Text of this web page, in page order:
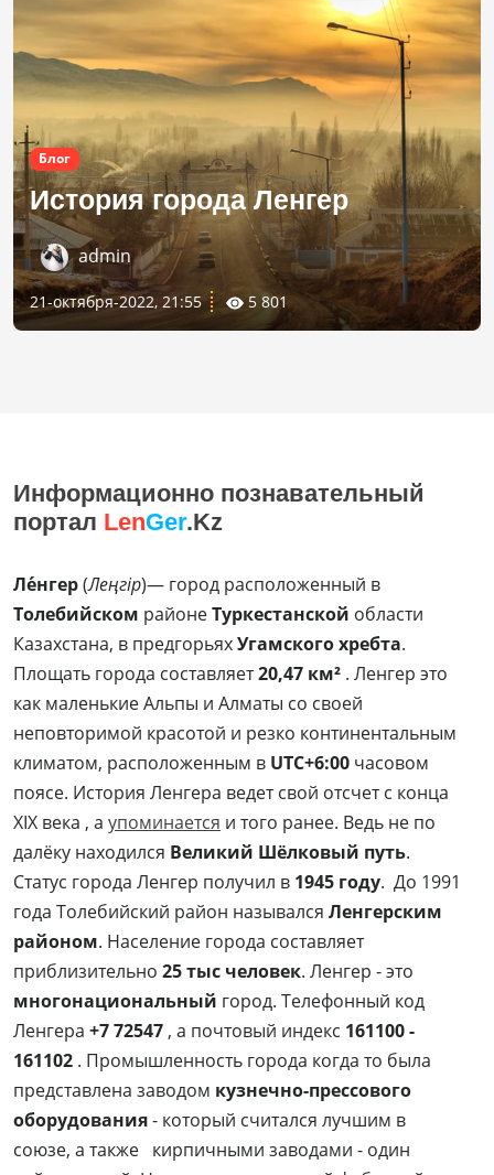
Блог
История города Ленгер
admin
21-октября-2022, 21:55 5 801
Информационно познавательный
портал LenGer.Kz
Ле́нгер(Леңгір)— город расположенный в
Толебийском районеТуркестанской области
Казахстана, в предгорьяхУгамского хребта.
Площать города составляет20,47 км² . Ленгер это
как маленькие Альпы и Алматы со своей
неповторимой красотой и резко континентальным
климатом, расположенным в UTC+6:00 часовом
поясе. История Ленгера ведет свой отсчет с конца
XIX века , а упоминается и того ранее. Ведь не по
далёку находился Великий Шёлковый путь.
Статус города Ленгер получил в 1945 году. До 1991
года Толебийский район назывался Ленгерским
районом. Население города составляет
приблизительно 25 тыс человек. Ленгер - это
многонациональный город. Телефонный код
Ленгера +7 72547 , а почтовый индекс 161100 -
161102 . Промышленность города когда то была
представлена заводом кузнечно-прессового
оборудования- который считался лучшим в
союзе, а также кирпичными заводами - один